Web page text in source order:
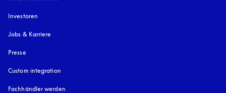
Investoren
Jobs & Karriere
Presse
Custom integration
Fachhändler werden